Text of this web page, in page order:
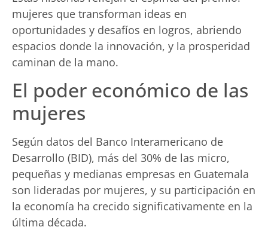
mujeres que transforman ideas en
oportunidades y desafíos en logros, abriendo
espacios donde la innovación, y la prosperidad
caminan de la mano.
El poder económico de las
mujeres
Según datos del Banco Interamericano de
Desarrollo (BID), más del 30% de las micro,
pequeñas y medianas empresas en Guatemala
son lideradas por mujeres, y su participación en
la economía ha crecido significativamente en la
última década.